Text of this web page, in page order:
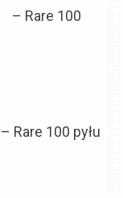
– Rare 100
– Rare 100 pyłu